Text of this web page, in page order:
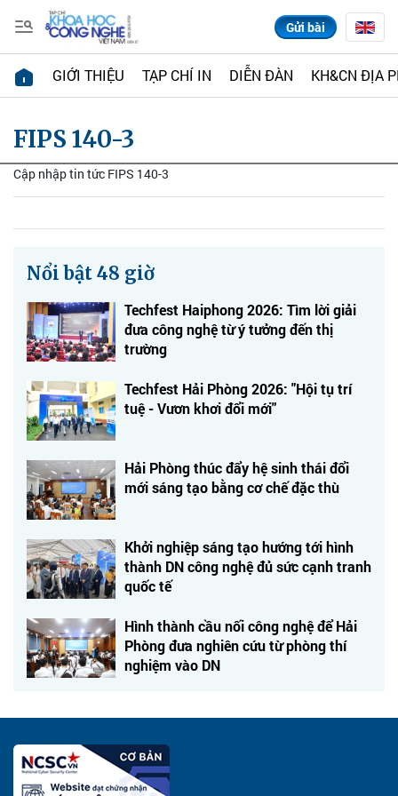
Gửi bài
GIỚI THIỆU TẠP CHÍ IN DIỄN ĐÀN KH&CN ĐỊA
FIPS 140-3
Cập nhập tin tức FIPS 140-3
Nổi bật 48 giờ
Techfest Haiphong 2026: Tìm lời giải
đưa công nghệ từ ý tưởng đến thị
trường
Techfest Hải Phòng 2026: "Hội tụ trí
tuệ - Vươn khơi đổi mới"
Hải Phòng thúc đẩy hệ sinh thái đổi
mới sáng tạo bằng cơ chế đặc thù
Khởi nghiệp sáng tạo hướng tới hình
thành DN công nghệ đủ sức cạnh tranh
quốc tế
Hình thành cầu nối công nghệ để Hải
Phòng đưa nghiên cứu từ phòng thí
nghiệm vào DN